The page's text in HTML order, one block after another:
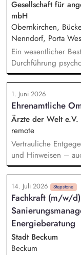
und unterstützt
Darüber hinaus
unseren Projekten
Batteriespeicher
Energiewirtschaft.
Gesellschaft für
mbH
Obernkirchen,
Nenndorf, Porta
Ein wesentlicher
Durchführung
traumpädagogisch
Durchführung und
diagnostischer
diagnostischer
standardisierter
systematischer
Ein besonderer
Familienarbeit.
von Eltern in
Durchführung von
Paargesprächen.
1. Juni 2026
Ehrenamtliche
Ärzte der Welt e.V.
remote
Vertrauliche
und Hinweisen –
Vermittlung bei
Klärungsprozessen.
Schulungen und
Weiterentwicklung
Meldesystem.
Beschwerdekultur
14. Juli 2026 Stepstone
Fachkraft (m/w/
Energieberatung
Stadt Beckum
Beckum